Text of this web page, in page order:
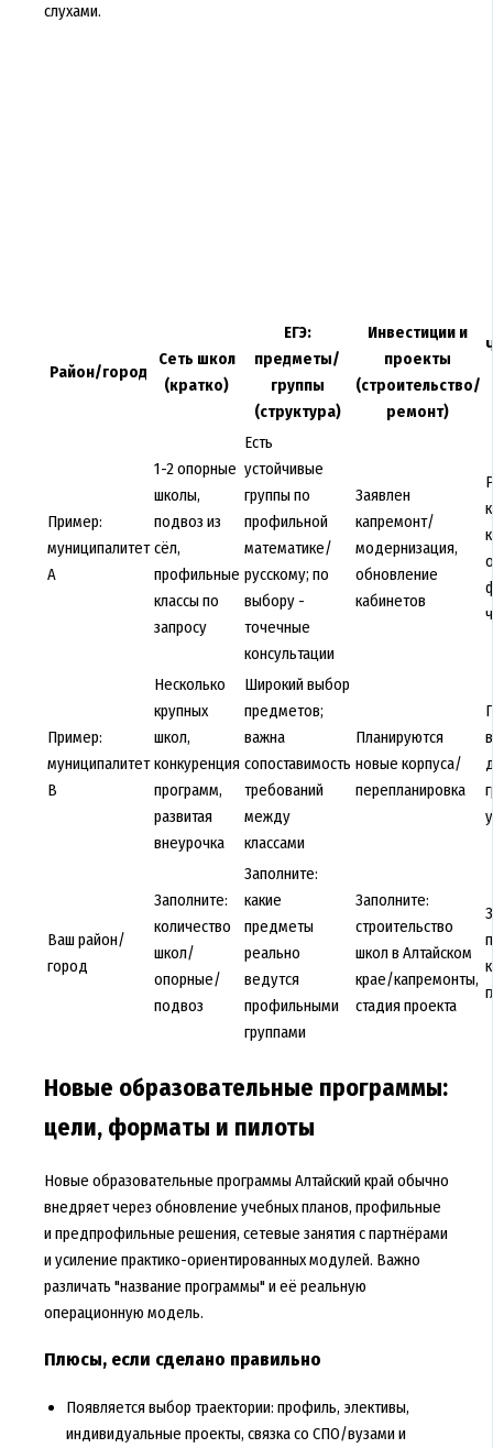
слухами.
Район/город
Сеть школ
(кратко)
ЕГЭ:
предметы/
группы
(структура)
Инвестиции и
проекты
(строительство/
ремонт)
Пример:
муниципалитет
A
1-2 опорные
школы,
подвоз из
сёл,
профильные
классы по
запросу
Есть
устойчивые
группы по
профильной
математике/
русскому; по
выбору -
точечные
консультации
Заявлен
капремонт/
модернизация,
обновление
кабинетов
Пример:
муниципалитет
B
Несколько
крупных
школ,
конкуренция
программ,
развитая
внеурочка
Широкий выбор
предметов;
важна
сопоставимость
требований
между
классами
Планируются
новые корпуса/
перепланировка
Ваш район/
город
Заполните:
количество
школ/
опорные/
подвоз
Заполните:
какие
предметы
реально
ведутся
профильными
группами
Заполните:
строительство
школ в Алтайском
крае/капремонты,
стадия проекта
Новые образовательные программы:
цели, форматы и пилоты
Новые образовательные программы Алтайский край обычно
внедряет через обновление учебных планов, профильные
и предпрофильные решения, сетевые занятия с партнёрами
и усиление практико-ориентированных модулей. Важно
различать "название программы" и её реальную
операционную модель.
Плюсы, если сделано правильно
Появляется выбор траектории: профиль, элективы,
индивидуальные проекты, связка со СПО/вузами и